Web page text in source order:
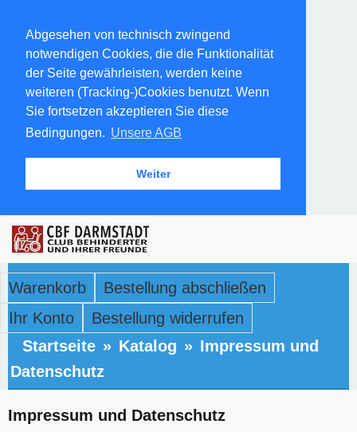
Abgesehen von technisch zwingend
notwendigen Cookies, die die Funktionalität
der Seite gewährleisten, werden keine
weiteren (Tracking-)Cookies benutzt. Wenn
Sie fortsetzen akzeptieren Sie diese
Bedingungen. Unsere AGB
Weiter
Warenkorb
Bestellung abschließen
Ihr Konto
Bestellung widerrufen
Startseite » Katalog » Impressum und
Datenschutz
Impressum und Datenschutz